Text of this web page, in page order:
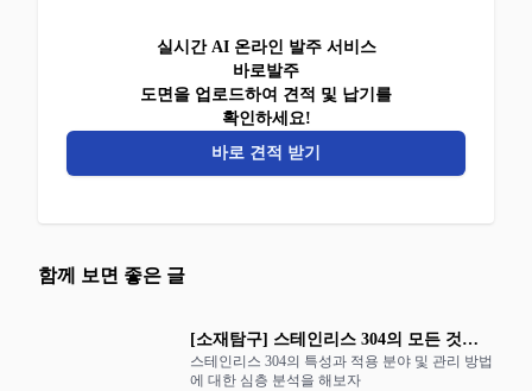
실시간 AI 온라인 발주 서비스
바로발주
도면을 업로드하여 견적 및 납기를
확인하세요!
바로 견적 받기
함께 보면 좋은 글
[소재탐구] 스테인리스 304의 모든 것을
알아보자
스테인리스 304의 특성과 적용 분야 및 관리 방법
에 대한 심층 분석을 해보자